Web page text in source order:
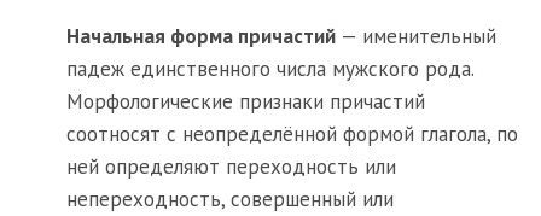
Начальная форма причастий — именительный
падеж единственного числа мужского рода.
Морфологические признаки причастий
соотносят с неопределённой формой глагола, по
ней определяют переходность или
непереходность, совершенный или